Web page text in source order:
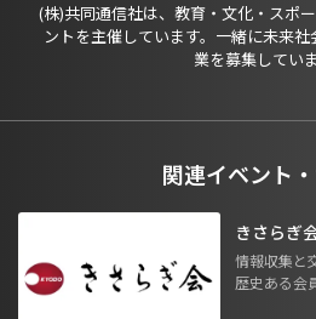
(株)共同通信社は、教育・文化・スポ
ントを主催しています。一緒に未来
業を募集していま
関連イベント
きさらぎ
情報収集と
歴史ある会